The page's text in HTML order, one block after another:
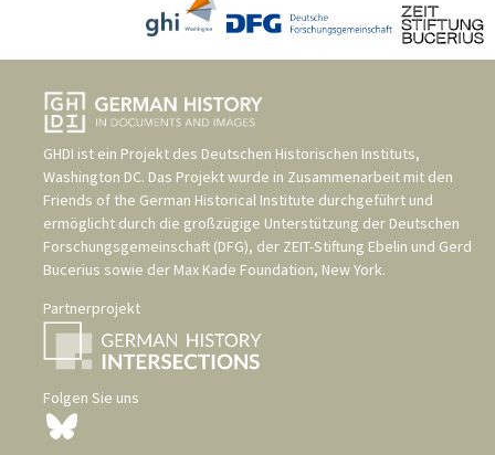
GHDI ist ein Projekt des Deutschen Historischen Instituts,
Washington DC. Das Projekt wurde in Zusammenarbeit mit den
Friends of the German Historical Institute durchgeführt und
ermöglicht durch die großzügige Unterstützung der Deutschen
Forschungsgemeinschaft (DFG), der ZEIT-Stiftung Ebelin und Gerd
Bucerius sowie der Max Kade Foundation, New York.
Partnerprojekt
Folgen Sie uns